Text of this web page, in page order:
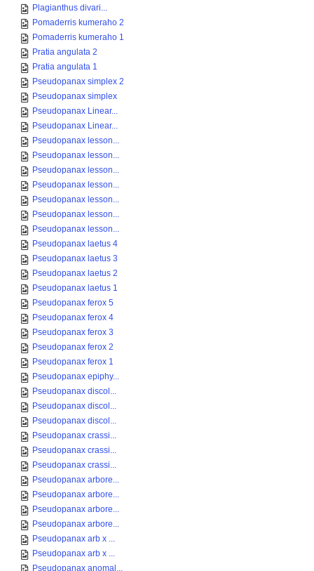
Plagianthus divari...
Pomaderris kumeraho 2
Pomaderris kumeraho 1
Pratia angulata 2
Pratia angulata 1
Pseudopanax simplex 2
Pseudopanax simplex
Pseudopanax Linear...
Pseudopanax Linear...
Pseudopanax lesson...
Pseudopanax lesson...
Pseudopanax lesson...
Pseudopanax lesson...
Pseudopanax lesson...
Pseudopanax lesson...
Pseudopanax lesson...
Pseudopanax laetus 4
Pseudopanax laetus 3
Pseudopanax laetus 2
Pseudopanax laetus 1
Pseudopanax ferox 5
Pseudopanax ferox 4
Pseudopanax ferox 3
Pseudopanax ferox 2
Pseudopanax ferox 1
Pseudopanax epiphy...
Pseudopanax discol...
Pseudopanax discol...
Pseudopanax discol...
Pseudopanax crassi...
Pseudopanax crassi...
Pseudopanax crassi...
Pseudopanax arbore...
Pseudopanax arbore...
Pseudopanax arbore...
Pseudopanax arbore...
Pseudopanax arb x ...
Pseudopanax arb x ...
Pseudopanax anomal...